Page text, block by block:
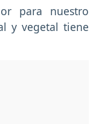
para nuestro
y vegetal tiene